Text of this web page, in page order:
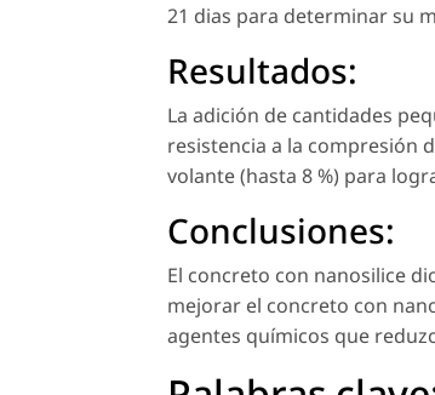
21 dias para determinar su
Resultados:
La adición de cantidades
resistencia a la compresión
volante (hasta 8 %) para
Conclusiones:
El concreto con nanosilice
mejorar el concreto con
agentes químicos que